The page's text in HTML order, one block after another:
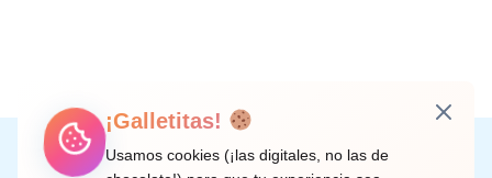
Instagram
Facebook
X LinkedIn
Correo electrónico
¡Galletitas!
Usamos cookies (¡las digitales, no las de